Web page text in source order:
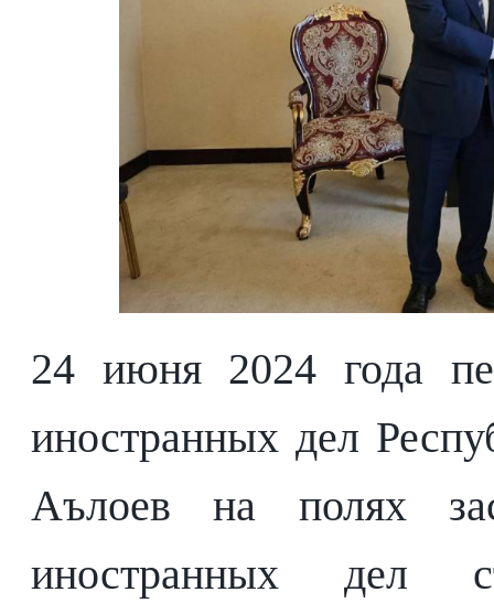
24 июня 2024 года
иностранных дел
Аълоев на полях
иностранных дел